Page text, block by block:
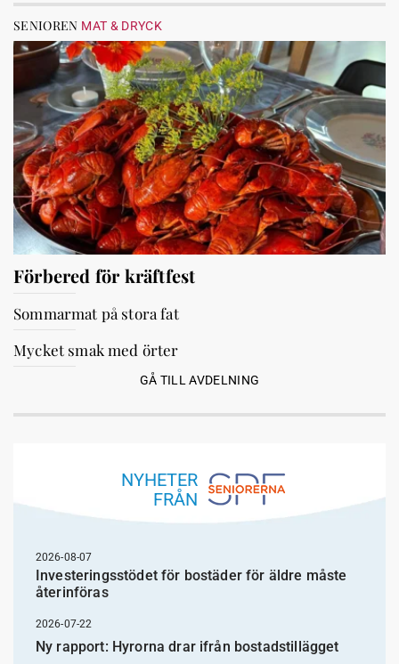
SENIOREN MAT & DRYCK
Förbered för kräftfest
Sommarmat på stora fat
Mycket smak med örter
GÅ TILL AVDELNING
NYHETER
FRÅN
2026-08-07
Investeringsstödet för bostäder för äldre måste
återinföras
2026-07-22
Ny rapport: Hyrorna drar ifrån bostadstillägget